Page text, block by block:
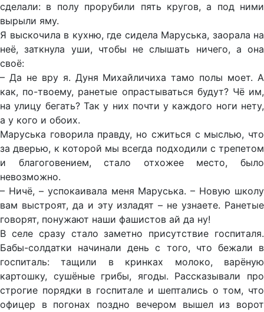
сделали: в полу прорубили пять кругов, а под ними
вырыли яму.
Я выскочила в кухню, где сидела Маруська, заорала на
неё, заткнула уши, чтобы не слышать ничего, а она
своё:
– Да не вру я. Дуня Михайличиха тамо полы моет. А
как, по-твоему, ранетые опрастываться будут? Чё им,
на улицу бегать? Так у них почти у каждого ноги нету,
а у кого и обоих.
Маруська говорила правду, но сжиться с мыслью, что
за дверью, к которой мы всегда подходили с трепетом
и благоговением, стало отхожее место, было
невозможно.
– Ничё, – успокаивала меня Маруська. – Новую школу
вам выстроят, да и эту изладят – не узнаете. Ранетые
говорят, понужают наши фашистов ай да ну!
В селе сразу стало заметно присутствие госпиталя.
Бабы-солдатки начинали день с того, что бежали в
госпиталь: тащили в кринках молоко, варёную
картошку, сушёные грибы, ягоды. Рассказывали про
строгие порядки в госпитале и шептались о том, что
офицер в погонах поздно вечером вышел из ворот